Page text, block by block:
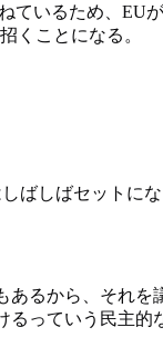
ているため、EU
くことになる。
ばしばセットに
るから、それを
っていう民主